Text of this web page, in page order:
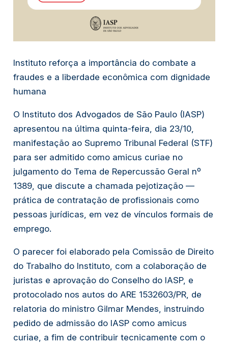
Instituto reforça a importância do combate a
fraudes e a liberdade econômica com dignidade
humana
O Instituto dos Advogados de São Paulo (IASP)
apresentou na última quinta-feira, dia 23/10,
manifestação ao Supremo Tribunal Federal (STF)
para ser admitido como amicus curiae no
julgamento do Tema de Repercussão Geral nº
1389, que discute a chamada pejotização —
prática de contratação de profissionais como
pessoas jurídicas, em vez de vínculos formais de
emprego.
O parecer foi elaborado pela Comissão de Direito
do Trabalho do Instituto, com a colaboração de
juristas e aprovação do Conselho do IASP, e
protocolado nos autos do ARE 1532603/PR, de
relatoria do ministro Gilmar Mendes, instruindo
pedido de admissão do IASP como amicus
curiae, a fim de contribuir tecnicamente com o